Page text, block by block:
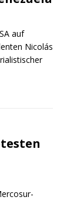
auf
Nicolás